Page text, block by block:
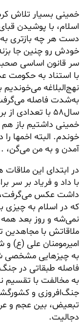
خمینی بسیار تلاش
اسلام، با پوشیدن
دست هر چه بازتری
خودش رو چنین جا
سر قانون اساسی
با استناد به حکومت
نهج‌البلاغه
به‌شدت فاصله
سال۵۸ با
خمینی داشتیم باز هم
خوندم. البته اخمها
آمدن و به من می‌گن،
در ابتدای این
با داد و فریاد بر سر
داشت عکس می‌گرفت،
که در اسلام به چیزی
نمی‌شه و روز بعد همه
ملاقاتش با مجاهدین
امیر‌مومنان علی (ع)
به چیزهایی مشخصی
فاصله طبقاتی در
به مخالفت با تقسیم
جنگ‌افروزی و
تبعیض، بین عجم و
دجالیت.